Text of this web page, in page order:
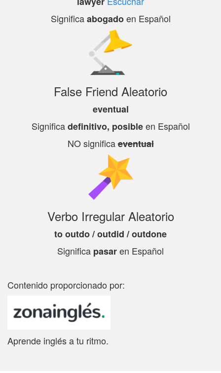
Significaabogadoen Español
False Friend Aleatorio
eventual
Significadefinitivo, posibleen Español
NO significaeventual
Verbo Irregular Aleatorio
to outdo / outdid / outdone
Significa pasaren Español
Contenido proporcionado por:
Aprende inglés a tu ritmo.